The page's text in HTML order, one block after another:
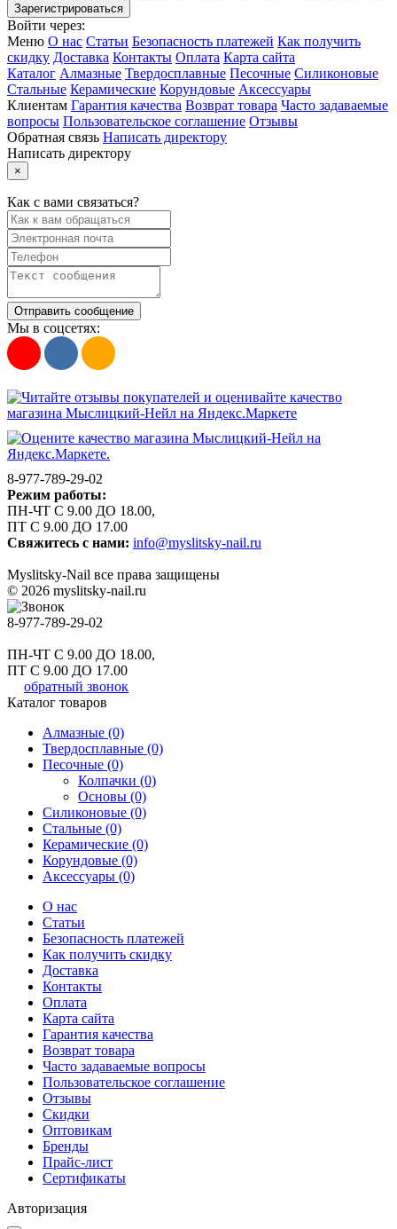
Войти через:
Меню О нас Статьи Безопасность платежей Как получить
скидку Доставка Контакты Оплата Карта сайта
Каталог Алмазные Твердосплавные Песочные Силиконовые
Стальные Керамические Корундовые Аксессуары
Клиентам Гарантия качества Возврат товара Часто задаваемые
вопросы Пользовательское соглашение Отзывы
Обратная связь Написать директору
Написать директору
×
Как с вами связаться?
Отправить сообщение
Мы в соцсетях:
8-977-789-29-02
Режим работы:
ПН-ЧТ С 9.00 ДО 18.00,
ПТ С 9.00 ДО 17.00
Свяжитесь с нами: info@myslitsky-nail.ru
Myslitsky-Nail все права защищены
© 2026 myslitsky-nail.ru
8-977-789-29-02
ПН-ЧТ С 9.00 ДО 18.00,
ПТ С 9.00 ДО 17.00
обратный звонок
Каталог товаров
Алмазные (0)
Твердосплавные (0)
Песочные (0)
Колпачки (0)
Основы (0)
Силиконовые (0)
Стальные (0)
Керамические (0)
Корундовые (0)
Аксессуары (0)
О нас
Статьи
Безопасность платежей
Как получить скидку
Доставка
Контакты
Оплата
Карта сайта
Гарантия качества
Возврат товара
Часто задаваемые вопросы
Пользовательское соглашение
Отзывы
Скидки
Оптовикам
Бренды
Прайс-лист
Сертификаты
Авторизация